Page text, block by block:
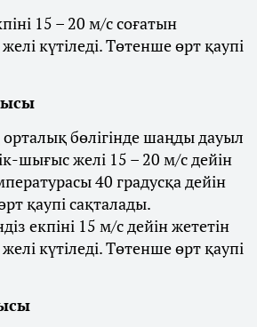
15 – 20 м/с соғатын
күтіледі. Төтенше өрт қаупі
бөлігінде шаңды дауыл
шығыс желі 15 – 20 м/с дейін
40 градусқа дейін
қаупі сақталады.
екпіні 15 м/с дейін жететін
күтіледі. Төтенше өрт қаупі